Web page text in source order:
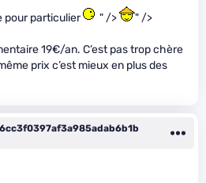
pour particulier
" /> " />
19€/an. C’est pas trop chère
prix c’est mieux en plus des